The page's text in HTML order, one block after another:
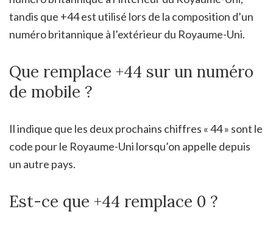
tandis que +44 est utilisé lors de la composition d’un
numéro britannique à l’extérieur du Royaume-Uni.
Que remplace +44 sur un numéro
de mobile ?
Il indique que les deux prochains chiffres « 44 » sont le
code pour le Royaume-Uni lorsqu’on appelle depuis
un autre pays.
Est-ce que +44 remplace 0 ?